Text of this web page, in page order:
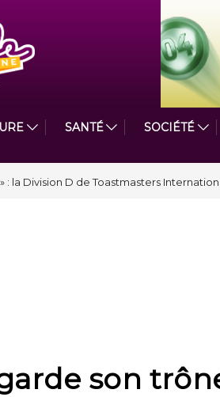
SANTÉ SOCIÉTÉ
» : la Division D de Toastmasters
son